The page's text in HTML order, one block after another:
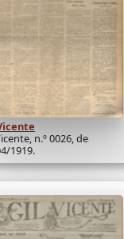
n.º 0026, de
1919.